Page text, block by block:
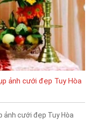
ảnh cưới đẹp Tuy Hòa
ảnh cưới đẹp Tuy Hòa